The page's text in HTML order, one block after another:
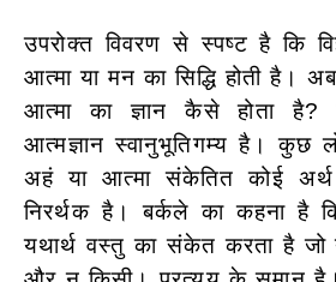
उपरोक्त विवरण से स्पष्ट है कि
आत्मा या मन का सिद्धि होती है।
आत्मा का ज्ञान कैसे होता
आत्मज्ञान स्वानुभूतिगम्य है।
अहं या आत्मा संकेतित कोई
निरर्थक है। बर्कले का कहना है
यथार्थ वस्तु का संकेत करता है जो